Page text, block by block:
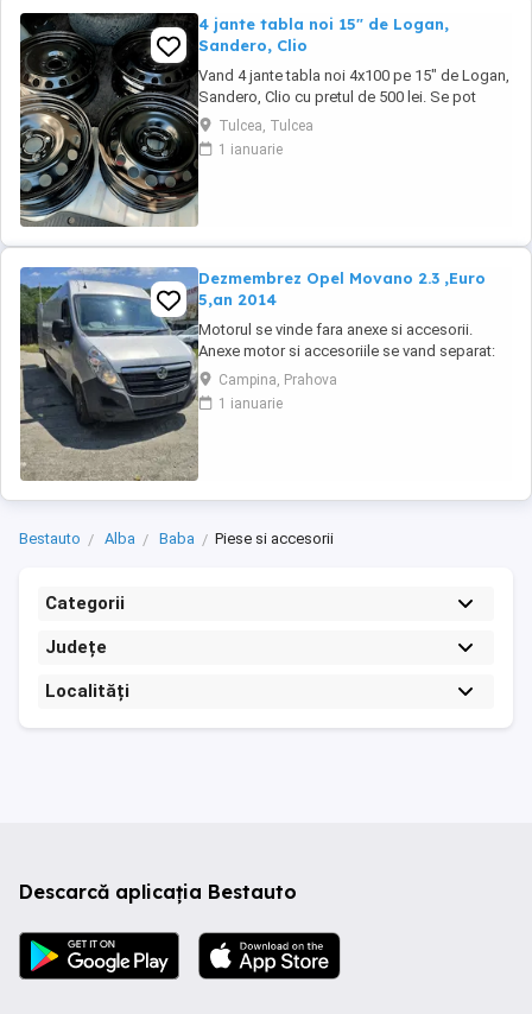
4 jante tabla noi 15" de Logan,
Sandero, Clio
Vand 4 jante tabla noi 4x100 pe 15" de Logan,
Sandero, Clio cu pretul de 500 lei. Se pot
achizitiona doar din Tulcea, NU se trimit prin
curier.
Tulcea, Tulcea
1 ianuarie
Dezmembrez Opel Movano 2.3 ,Euro
5,an 2014
Motorul se vinde fara anexe si accesorii.
Anexe motor si accesoriile se vand separat:
injectoare, pompa injectie,
inalte,benzina,alternator, electromotor,
turbina, compresor clima, cutie de viteze,
Campina, Prahova
1 ianuarie
Bestauto Alba Baba Piese si accesorii
Categorii
Județe
Localități
Descarcă aplicația Bestauto